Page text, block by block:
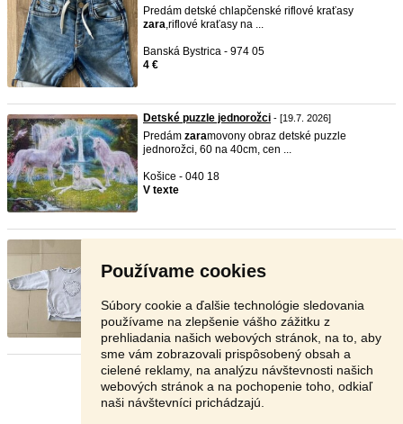
Používame cookies
Súbory cookie a ďalšie technológie sledovania
používame na zlepšenie vášho zážitku z
prehliadania našich webových stránok, na to, aby
sme vám zobrazovali prispôsobený obsah a
cielené reklamy, na analýzu návštevnosti našich
webových stránok a na pochopenie toho, odkiaľ
naši návštevníci prichádzajú.
Predám detské chlapčenské riflové kraťasy
zara,riflové kraťasy na ...
Banská Bystrica - 974 05
4 €
Detské puzzle jednorožci - [19.7. 2026]
Predám zaramovony obraz detské puzzle
jednorožci, 60 na 40cm, cen ...
Košice - 040 18
V texte
Dobry den, ponukam na predaj
oblecenie (aj topa ...
Senec - 900 46
Stránka: 1 2 3 Ďalšia